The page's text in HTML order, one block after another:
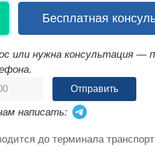
Бесплатная
или нужна консультация —
Отправить
написать:
до терминала